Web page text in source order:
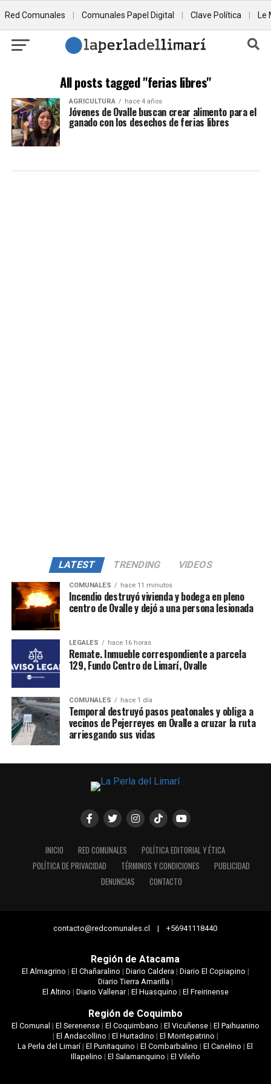
Red Comunales Comunales Papel Digital Clave Política Le
All posts tagged "ferias libres"
AGRICULTURA hace 4 años
Jóvenes de Ovalle buscan crear alimento para el
ganado con los desechos de ferias libres
LATEST TRENDING VIDEOS
COMUNALES hace 11 minutos
Incendio destruyó vivienda y bodega en pleno
centro de Ovalle y dejó a una persona lesionada
LEGALES hace 16 horas
Remate. Inmueble correspondiente a parcela
129, Fundo Centro de Limarí, Ovalle
COMUNALES hace 1 día
Temporal destruyó pasos peatonales y obliga a
vecinos de Pejerreyes en Ovalle a cruzar la ruta
arriesgando sus vidas
INICIO RED COMUNALES
POLÍTICA EDITORIAL Y ÉTICA
POLÍTICA DE PRIVACIDAD
TÉRMINOS Y CONDICIONES
PUBLICIDAD
DENUNCIAS
CONTACTO
contacto@redcomunales.cl | +56941118440
Región de Atacama
El Almagrino | El Chañaralino | Diario Caldera| Diario El Copiapino |
Diario Tierra Amarilla|
El Altino | Diario Vallenar| El Huasquino | El Freirinense
Región de Coquimbo
El Comunal | El Serenense| El Coquimbano | El Vicuñense| El Paihuanino
| El Andacollino | El Hurtadino | El Montepatrino |
La Perla del Limarí|El Punitaquino |El Combarbalino |El Canelino |El
Illapelino | El Salamanquino | El Vileño